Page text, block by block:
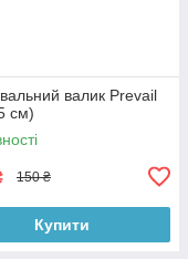
валик Prevail
см)
150 ₴
Купити